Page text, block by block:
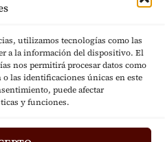
utilizamos tecnologías como las
a la información del dispositivo. El
nos permitirá procesar datos como
las identificaciones únicas en este
puede afectar
y funciones.